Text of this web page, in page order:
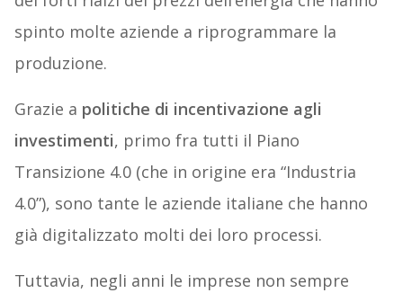
spinto molte aziende a riprogrammare la
produzione.
Grazie a politiche di incentivazione agli
investimenti, primo fra tutti il Piano
Transizione 4.0 (che in origine era “Industria
4.0”), sono tante le aziende italiane che hanno
già digitalizzato molti dei loro processi.
Tuttavia, negli anni le imprese non sempre